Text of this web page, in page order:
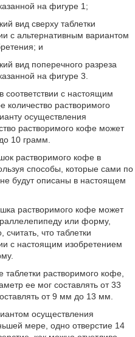
на фигуре 1;
вид сверху таблетки
с альтернативным вариантом
и
вид поперечного разреза
на фигуре 3.
соответствии с настоящим
количество растворимого
осуществления
растворимого кофе может
10 грамм.
растворимого кофе в
способы, которые сами по
будут описаны в настоящем
растворимого кофе может
или форму,
что таблетки
с настоящим изобретением
таблетки растворимого кофе,
ее мог составлять от 33
от 9 мм до 13 мм.
осуществления
мере, одно отверстие 14